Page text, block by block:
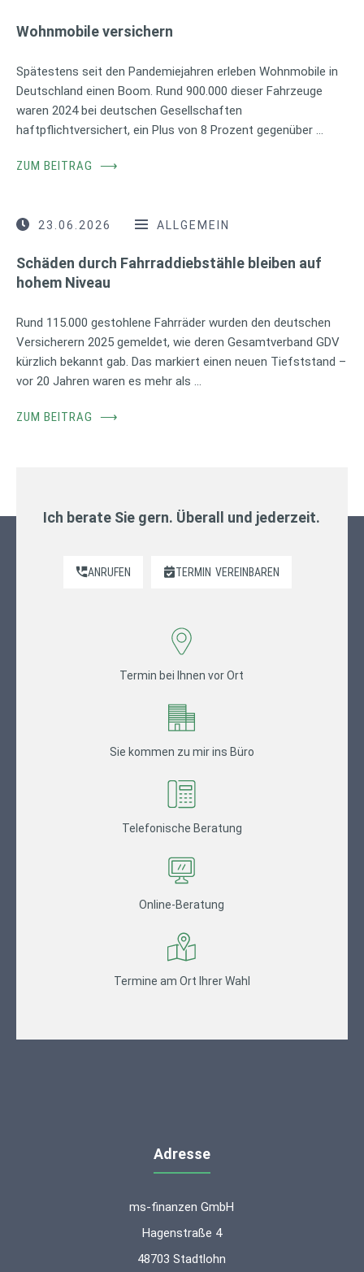
Wohnmobile versichern
Spätestens seit den Pandemiejahren erleben Wohnmobile in
Deutschland einen Boom. Rund 900.000 dieser Fahrzeuge
waren 2024 bei deutschen Gesellschaften
haftpflichtversichert, ein Plus von 8 Prozent gegenüber …
ZUM BEITRAG ⟶
23.06.2026 ALLGEMEIN
Schäden durch Fahrraddiebstähle bleiben auf
hohem Niveau
Rund 115.000 gestohlene Fahrräder wurden den deutschen
Versicherern 2025 gemeldet, wie deren Gesamtverband GDV
kürzlich bekannt gab. Das markiert einen neuen Tiefststand –
vor 20 Jahren waren es mehr als …
ZUM BEITRAG ⟶
Ich berate Sie gern. Überall und jederzeit.
ANRUFEN TERMIN VEREINBAREN
Termin bei Ihnen vor Ort
Sie kommen zu mir ins Büro
Telefonische Beratung
Online-Beratung
Termine am Ort Ihrer Wahl
Adresse
ms-finanzen GmbH
Hagenstraße 4
48703 Stadtlohn